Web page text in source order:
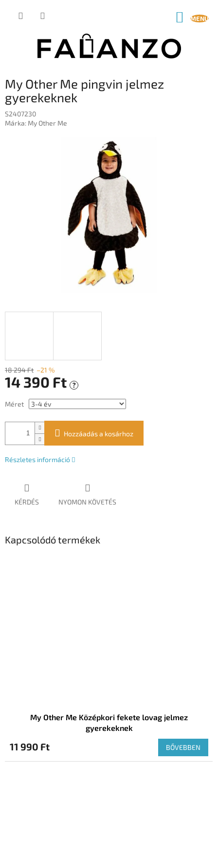
KOSÁR
My Other Me pingvin jelmez
gyerekeknek
S2407230
Márka: My Other Me
18 294 Ft –21 %
14 390 Ft ?
Egységár:
Méret
Hozzáadás a kosárhoz
Részletes információ
KÉRDÉS NYOMON KÖVETÉS
Kapcsolódó termékek
My Other Me Középkori fekete lovag jelmez
gyerekeknek
11 990 Ft BŐVEBBEN